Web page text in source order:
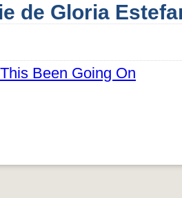
de Gloria
Been Going On